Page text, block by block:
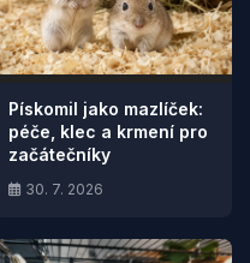
Pískomil jako mazlíček:
péče, klec a krmení pro
začátečníky
30. 7. 2026